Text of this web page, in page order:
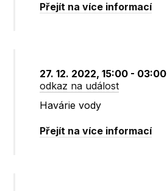
Přejít na více informací
27. 12. 2022, 15:00 - 03:00
odkaz na událost
Havárie vody
Přejít na více informací